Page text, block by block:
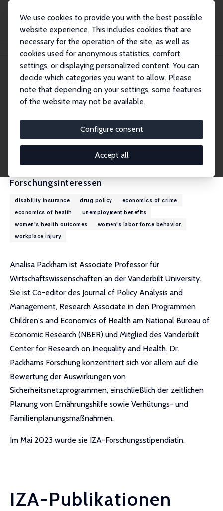
We use cookies to provide you with the best possible
website experience. This includes cookies that are
necessary for the operation of the site, as well as
cookies used for anonymous statistics, comfort
settings, or displaying personalized content. You can
decide which categories you want to allow. Please
note that depending on your settings, some features
of the website may not be available.
Configure consent
Accept all
Personen Analisa Packham
Analisa Packham
Research Fellow
analisa.packham@vanderbilt.edu
externe Webseite
Forschungsinteressen
disability insurance drug policy
economics of crime
economics of health
unemployment benefits
women's health outcomes
women's labor force behavior
workplace injury
Analisa Packham ist Associate Professor für
Wirtschaftswissenschaften an der Vanderbilt University.
Sie ist Co-editor des Journal of Policy Analysis and
Management, Research Associate in den Programmen
Children's and Economics of Health am National Bureau of
Economic Research (NBER) und Mitglied des Vanderbilt
Center for Research on Inequality and Health. Dr.
Packhams Forschung konzentriert sich vor allem auf die
Bewertung der Auswirkungen von
Sicherheitsnetzprogrammen, einschließlich der zeitlichen
Planung von Ernährungshilfe sowie Verhütungs- und
Familienplanungsmaßnahmen.
Im Mai 2023 wurde sie IZA-Forschungsstipendiatin.
IZA-Publikationen